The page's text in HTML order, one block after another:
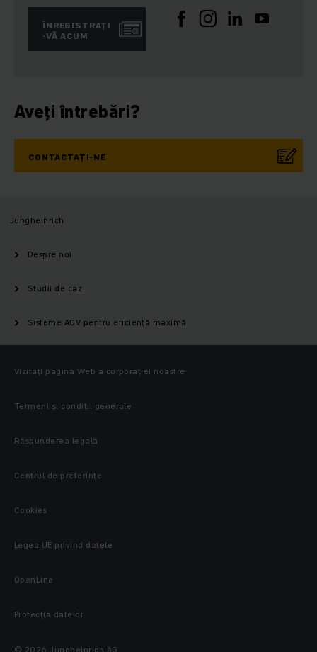
ÎNREGISTRAȚI
-VĂ ACUM
Aveți întrebări?
CONTACTAȚI-NE
Jungheinrich
Despre noi
Studii de caz
Sisteme AGV pentru eficiență maximă
Vizitați pagina Web a corporației noastre
Termeni și condiții generale
Răspunderea legală
Centrul de preferințe
Cookies
Legea UE privind datele
OpenLine
Protecţia datelor